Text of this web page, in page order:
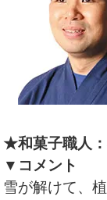
★和菓子職人
▼コメント
雪が解けて、